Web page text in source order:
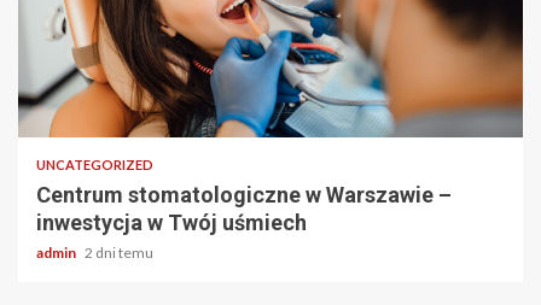
2 min odczytu
UNCATEGORIZED
Centrum stomatologiczne w Warszawie –
inwestycja w Twój uśmiech
admin 2 dni temu